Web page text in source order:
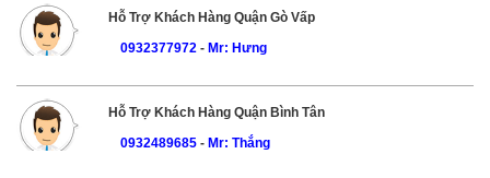
Hỗ Trợ Khách Hàng Quận Gò Vấp
0932377972- Mr: Hưng
Hỗ Trợ Khách Hàng Quận Bình Tân
0932489685- Mr: Thắng